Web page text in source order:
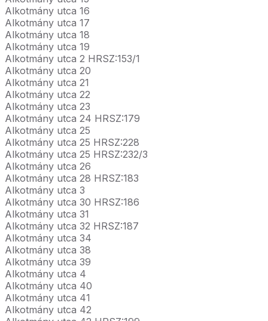
Alkotmány utca 16
Alkotmány utca 17
Alkotmány utca 18
Alkotmány utca 19
Alkotmány utca 2 HRSZ:153/1
Alkotmány utca 20
Alkotmány utca 21
Alkotmány utca 22
Alkotmány utca 23
Alkotmány utca 24 HRSZ:179
Alkotmány utca 25
Alkotmány utca 25 HRSZ:228
Alkotmány utca 25 HRSZ:232/3
Alkotmány utca 26
Alkotmány utca 28 HRSZ:183
Alkotmány utca 3
Alkotmány utca 30 HRSZ:186
Alkotmány utca 31
Alkotmány utca 32 HRSZ:187
Alkotmány utca 34
Alkotmány utca 38
Alkotmány utca 39
Alkotmány utca 4
Alkotmány utca 40
Alkotmány utca 41
Alkotmány utca 42